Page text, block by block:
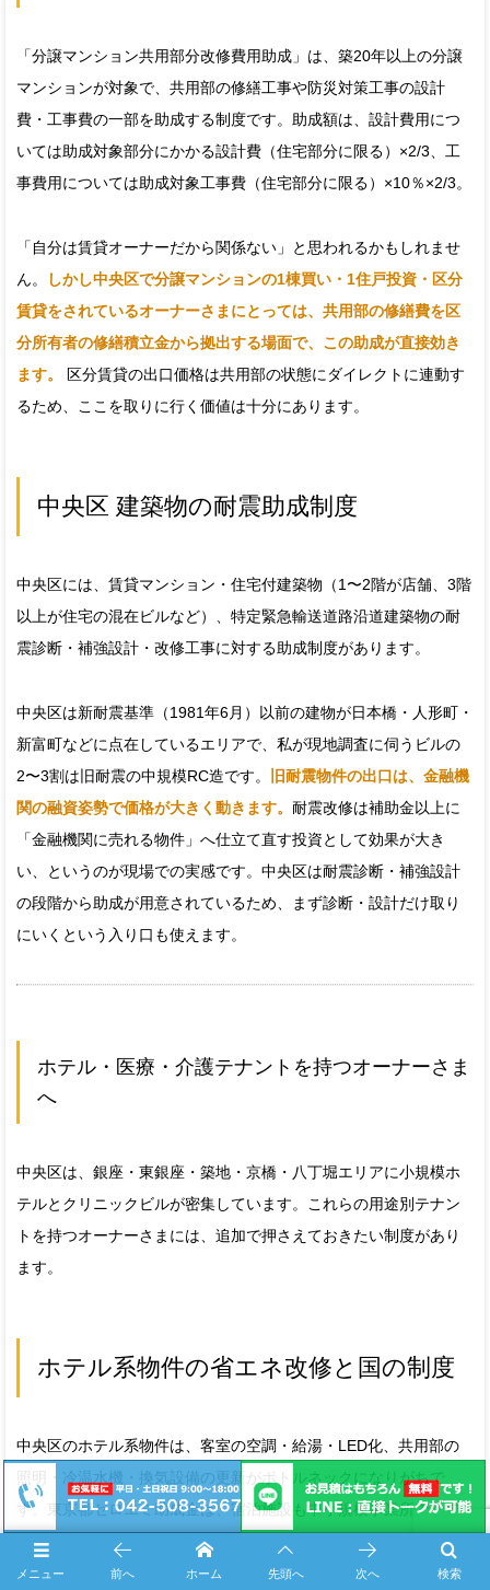
「分譲マンション共用部分改修費用助成」は、築20年以上の分譲
マンションが対象で、共用部の修繕工事や防災対策工事の設計
費・工事費の一部を助成する制度です。助成額は、設計費用につ
いては助成対象部分にかかる設計費（住宅部分に限る）×2/3、工
事費用については助成対象工事費（住宅部分に限る）×10％×2/3。
「自分は賃貸オーナーだから関係ない」と思われるかもしれませ
ん。
しかし中央区で分譲マンションの1棟買い・1住戸投資・区分
賃貸をされているオーナーさまにとっては、共用部の修繕費を区
分所有者の修繕積立金から拠出する場面で、この助成が直接効き
ます。
区分賃貸の出口価格は共用部の状態にダイレクトに連動す
るため、ここを取りに行く価値は十分にあります。
中央区 建築物の耐震助成制度
中央区には、賃貸マンション・住宅付建築物（1〜2階が店舗、3階
以上が住宅の混在ビルなど）、特定緊急輸送道路沿道建築物の耐
震診断・補強設計・改修工事に対する助成制度があります。
中央区は新耐震基準（1981年6月）以前の建物が日本橋・人形町・
新富町などに点在しているエリアで、私が現地調査に伺うビルの
2〜3割は旧耐震の中規模RC造です。
旧耐震物件の出口は、金融機
関の融資姿勢で価格が大きく動きます。 耐震改修は補助金以上に
「金融機関に売れる物件」へ仕立て直す投資として効果が大き
い、というのが現場での実感です。中央区は耐震診断・補強設計
の段階から助成が用意されているため、まず診断・設計だけ取り
にいくという入り口も使えます。
ホテル・医療・介護テナントを持つオーナーさま
へ
中央区は、銀座・東銀座・築地・京橋・八丁堀エリアに小規模ホ
テルとクリニックビルが密集しています。これらの用途別テナン
トを持つオーナーさまには、追加で押さえておきたい制度があり
ます。
ホテル系物件の省エネ改修と国の制度
中央区のホテル系物件は、客室の空調・給湯・LED化、共用部の
照明・冷温水機・換気設備の更新がボトルネックになりがちで
す。東京都ゼロエミ助成金は、宿泊施設も中小規模事業所の枠で
対象になります。空調更新・LED一斉化を、ゼロエミ助成と中央
区事業所用助成の併用で進めると、自己負担を3〜4割圧縮できる
メニュー 検索
前へ ホーム 先頭へ 次へ